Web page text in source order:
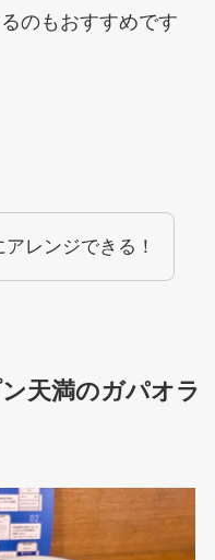
のもおすすめです
レンジできる！
天満のガパオラ